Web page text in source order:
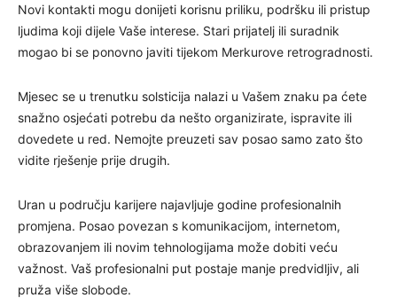
Novi kontakti mogu donijeti korisnu priliku, podršku ili pristup
ljudima koji dijele Vaše interese. Stari prijatelj ili suradnik
mogao bi se ponovno javiti tijekom Merkurove retrogradnosti.
Mjesec se u trenutku solsticija nalazi u Vašem znaku pa ćete
snažno osjećati potrebu da nešto organizirate, ispravite ili
dovedete u red. Nemojte preuzeti sav posao samo zato što
vidite rješenje prije drugih.
Uran u području karijere najavljuje godine profesionalnih
promjena. Posao povezan s komunikacijom, internetom,
obrazovanjem ili novim tehnologijama može dobiti veću
važnost. Vaš profesionalni put postaje manje predvidljiv, ali
pruža više slobode.